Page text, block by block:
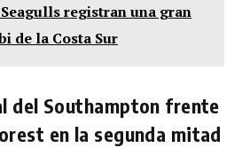
registran una gran
de la Costa Sur
del Southampton frente
en la segunda mitad